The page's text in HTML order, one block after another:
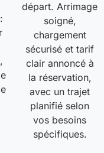
départ. Arrimage
soigné,
chargement
sécurisé et tarif
clair annoncé à
la réservation,
avec un trajet
planifié selon
vos besoins
spécifiques.